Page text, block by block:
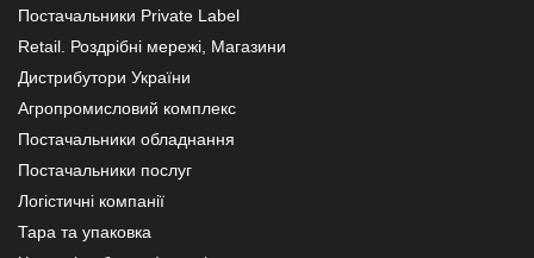
Постачальники Private Label
Retail. Роздрібні мережі, Магазини
Дистрибутори України
Агропромисловий комплекс
Постачальники обладнання
Постачальники послуг
Логістичні компанії
Тара та упаковка